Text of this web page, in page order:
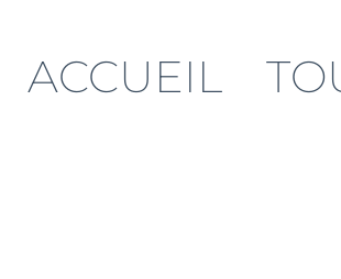
ACCUEIL